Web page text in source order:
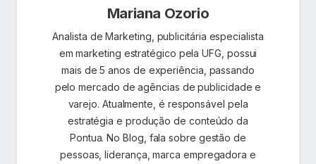
Mariana Ozorio
Analista de Marketing, publicitária especialista
em marketing estratégico pela UFG, possui
mais de 5 anos de experiência, passando
pelo mercado de agências de publicidade e
varejo. Atualmente, é responsável pela
estratégia e produção de conteúdo da
Pontua. No Blog, fala sobre gestão de
pessoas, liderança, marca empregadora e